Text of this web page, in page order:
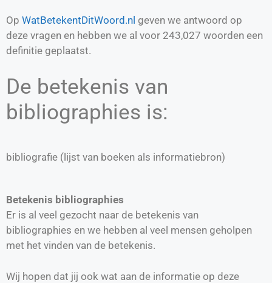
Op WatBetekentDitWoord.nl geven we antwoord op
deze vragen en hebben we al voor 243,027 woorden een
definitie geplaatst.
De betekenis van
bibliographies is:
bibliografie (lijst van boeken als informatiebron)
Betekenis bibliographies
Er is al veel gezocht naar de betekenis van
bibliographies en we hebben al veel mensen geholpen
met het vinden van de betekenis.
Wij hopen dat jij ook wat aan de informatie op deze